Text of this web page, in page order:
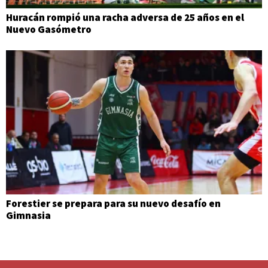
Huracán rompió una racha adversa de 25 años en el
Nuevo Gasómetro
Forestier se prepara para su nuevo desafío en
Gimnasia